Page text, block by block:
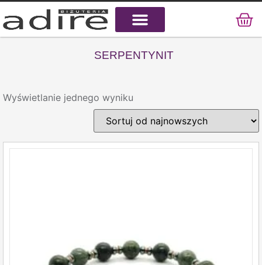
SERPENTYNIT
Wyświetlanie jednego wyniku